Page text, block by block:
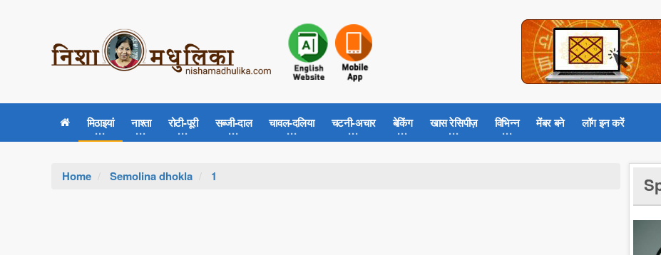
मिठाइयां नाश्ता रोटी-पूरी सब्जी-दाल चावल-दलिया चटनी-अचार बेकिंग खास रेसिपीज़ विभिन्न मेंबर बने लॉग इन करें
Home Semolina dhokla 1